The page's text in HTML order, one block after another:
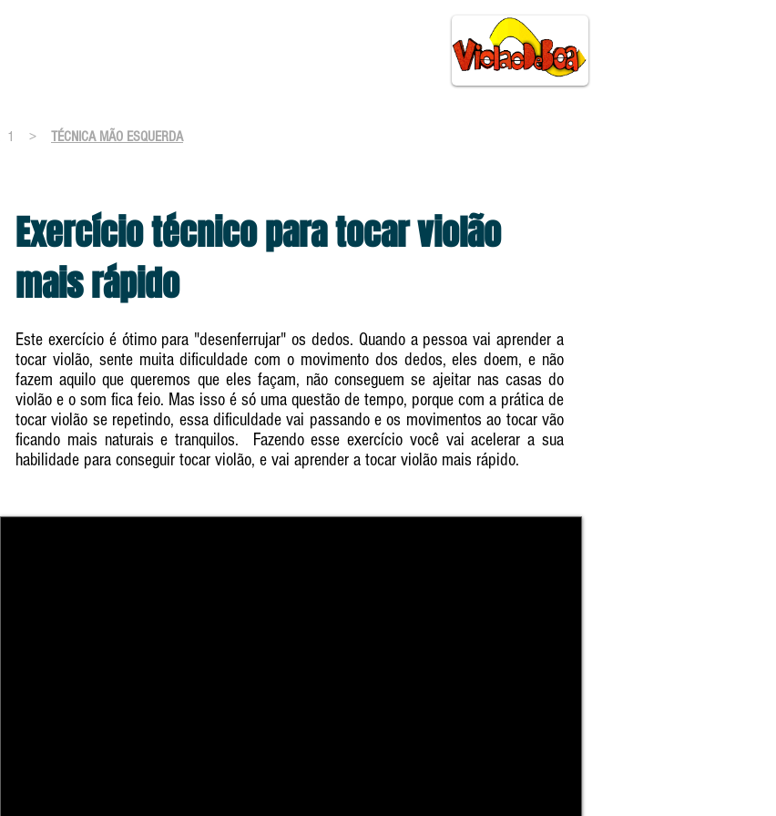
1 > TÉCNICA MÃO ESQUERDA
Exercício técnico para tocar violão
mais rápido
Este exercício é ótimo para "desenferrujar" os dedos. Quando a pessoa vai aprender a
tocar violão, sente muita dificuldade com o movimento dos dedos, eles doem, e não
fazem aquilo que queremos que eles façam, não conseguem se ajeitar nas casas do
violão e o som fica feio. Mas isso é só uma questão de tempo, porque com a prática de
tocar violão se repetindo, essa dificuldade vai passando e os movimentos ao tocar vão
ficando mais naturais e tranquilos. Fazendo esse exercício você vai acelerar a sua
habilidade para conseguir tocar violão, e vai aprender a tocar violão mais rápido.